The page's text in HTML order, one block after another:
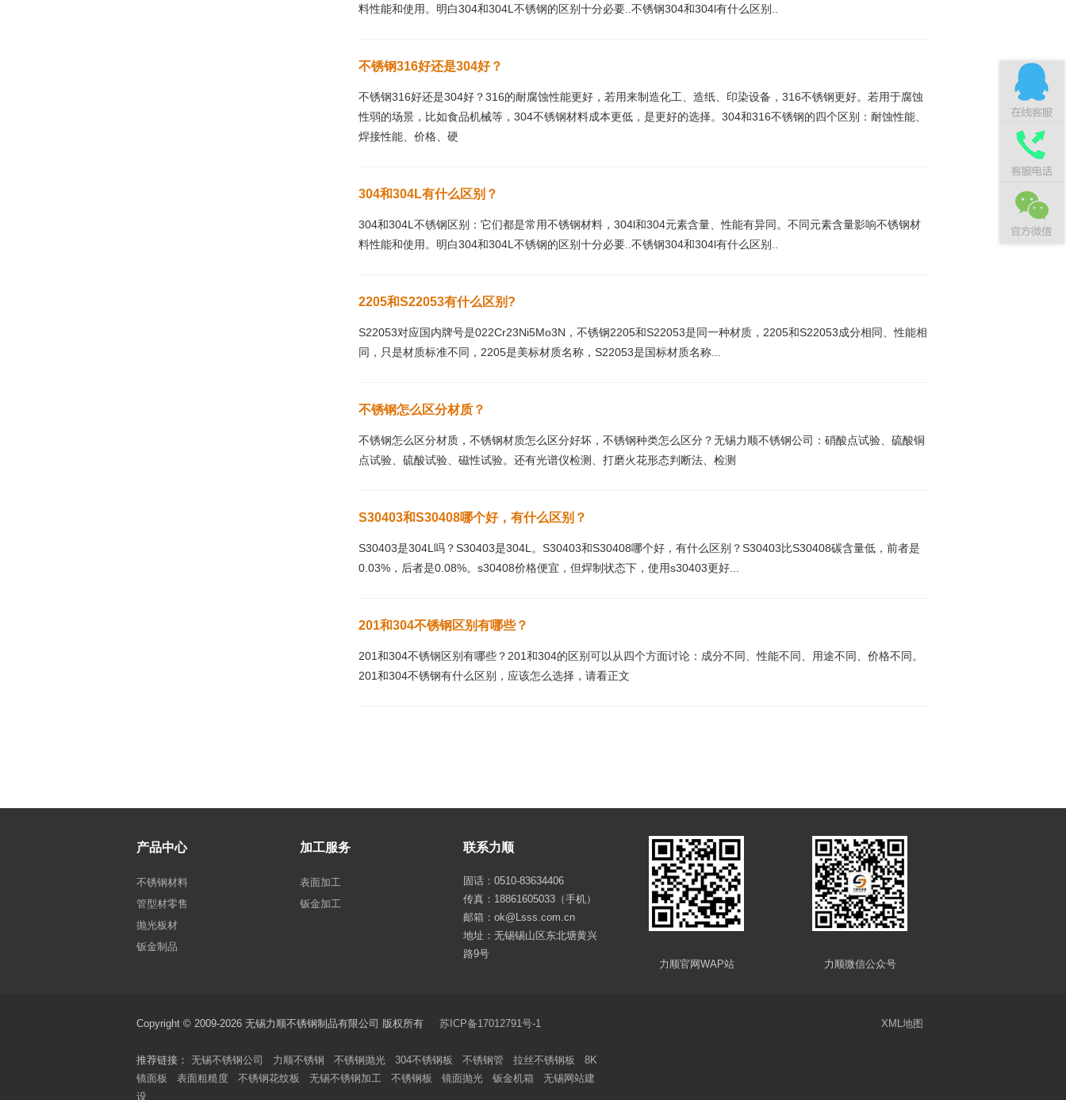
料性能和使用。明白304和304L不锈钢的区别十分必要..不锈钢304和304l有什么区别..
不锈钢316好还是304好？
不锈钢316好还是304好？316的耐腐蚀性能更好，若用来制造化工、造纸、印染设备，316不锈钢更好。若用于腐蚀
性弱的场景，比如食品机械等，304不锈钢材料成本更低，是更好的选择。304和316不锈钢的四个区别：耐蚀性能、
焊接性能、价格、硬
304和304L有什么区别？
304和304L不锈钢区别：它们都是常用不锈钢材料，304l和304元素含量、性能有异同。不同元素含量影响不锈钢材
料性能和使用。明白304和304L不锈钢的区别十分必要..不锈钢304和304l有什么区别..
2205和S22053有什么区别?
S22053对应国内牌号是022Cr23Ni5Mo3N，不锈钢2205和S22053是同一种材质，2205和S22053成分相同、性能相
同，只是材质标准不同，2205是美标材质名称，S22053是国标材质名称...
不锈钢怎么区分材质？
不锈钢怎么区分材质，不锈钢材质怎么区分好坏，不锈钢种类怎么区分？无锡力顺不锈钢公司：硝酸点试验、硫酸铜
点试验、硫酸试验、磁性试验。还有光谱仪检测、打磨火花形态判断法、检测
S30403和S30408哪个好，有什么区别？
S30403是304L吗？S30403是304L。S30403和S30408哪个好，有什么区别？S30403比S30408碳含量低，前者是
0.03%，后者是0.08%。s30408价格便宜，但焊制状态下，使用s30403更好...
201和304不锈钢区别有哪些？
201和304不锈钢区别有哪些？201和304的区别可以从四个方面讨论：成分不同、性能不同、用途不同、价格不同。
201和304不锈钢有什么区别，应该怎么选择，请看正文
产品中心
不锈钢材料
管型材零售
抛光板材
钣金制品
加工服务
表面加工
钣金加工
联系力顺
固话：0510-83634406
传真：18861605033（手机）
邮箱：ok@Lsss.com.cn
地址：无锡锡山区东北塘黄兴
路9号
力顺官网WAP站
力顺微信公众号
Copyright © 2009-2026 无锡力顺不锈钢制品有限公司 版权所有 苏ICP备17012791号-1
推荐链接： 无锡不锈钢公司 力顺不锈钢 不锈钢抛光 304不锈钢板 不锈钢管 拉丝不锈钢板
8K
镜面板
表面粗糙度 不锈钢花纹板 无锡不锈钢加工 不锈钢板 镜面抛光 钣金机箱
无锡网站建
设
XML地图